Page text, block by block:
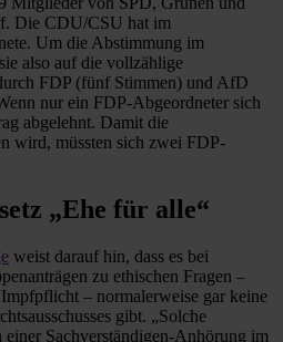
Die CDU/CSU hat im
Um die Abstimmung im
also auf die vollzählige
FDP (fünf Stimmen) und AfD
nur ein FDP-Abgeordneter sich
abgelehnt. Damit die
wird, müssten sich zwei FDP-
„Ehe für alle“
weist darauf hin, dass es bei
zu ethischen Fragen –
– normalerweise gar keine
gibt. „Solche
einer Sachverständigen-Anhörung im